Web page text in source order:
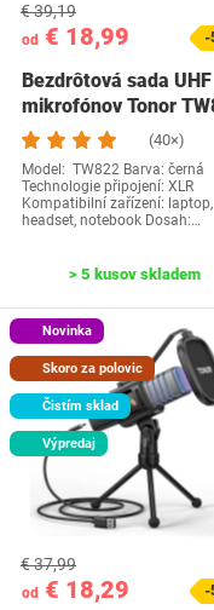
od € 18,99
€ 39,19
-
Bezdrôtová sada UHF
mikrofónov Tonor
(40×)
Model: ‎ TW822 Barva: černá
Technologie připojení: XLR
Kompatibilní zařízení: laptop,
headset, notebook Dosah:…
> 5 kusov skladem
Novinka
Skoro za polovic
Čistím sklad
Výpredaj
od € 18,29
€ 37,99
-